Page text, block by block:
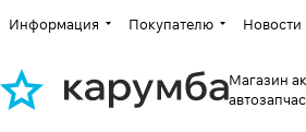
Информация Покупателю Новости
Магазин